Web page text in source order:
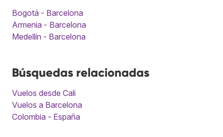
Bogotá - Barcelona
Armenia - Barcelona
Medellín - Barcelona
Búsquedas relacionadas
Vuelos desde Cali
Vuelos a Barcelona
Colombia - España